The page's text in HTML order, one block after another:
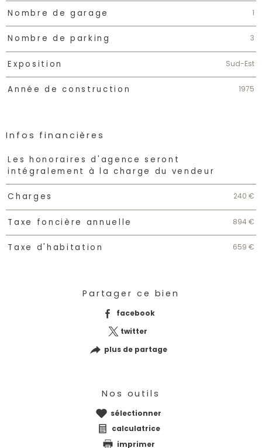
Nombre de garage 1
Nombre de parking 3
Exposition Sud-Est
Année de construction 1975
Infos financières
Caractéristiques Valeurs
Les honoraires d'agence seront
intégralement à la charge du vendeur
Charges 240 €
Taxe foncière annuelle 894 €
Taxe d'habitation 659 €
Partager ce bien
facebook
twitter
plus de partage
Nos outils
sélectionner
calculatrice
imprimer